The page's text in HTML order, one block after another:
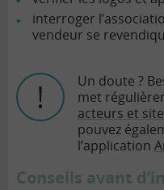
interroger
vendeur se
Un doute ?
met
acteurs et
pouvez
l’application
Conseils avant